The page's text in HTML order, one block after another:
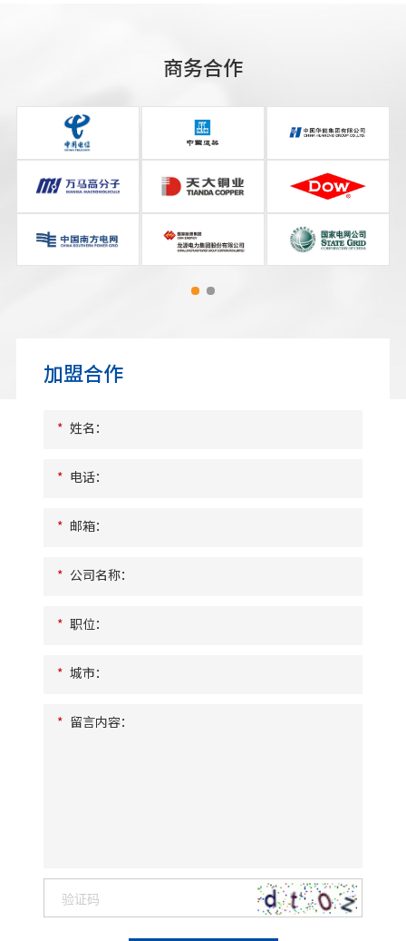
商务合作
加盟合作
姓名：
*
电话：
*
邮箱：
*
公司名称：
*
职位：
*
城市：
*
留言内容：
*